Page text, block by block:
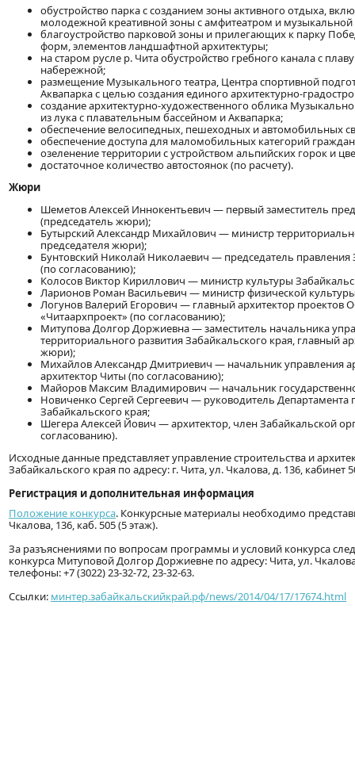
обустройство парка с созданием зоны активного отдыха,
молодежной креативной зоны с амфитеатром и
благоустройство парковой зоны и прилегающих к парку
форм, элементов ландшафтной архитектуры;
на старом русле р. Чита обустройство гребного канала с
набережной;
размещение Музыкального театра, Центра спортивной
Аквапарка с целью создания единого архитектурно-
создание архитектурно-художественного облика
из лука с плавательным бассейном и Аквапарка;
обеспечение велосипедных, пешеходных и автомобильных
обеспечение доступа для маломобильных категорий
озеленение территории с устройством альпийских горок и
достаточное количество автостоянок (по расчету).
Жюри
Шеметов Алексей Иннокентьевич — первый заместитель
(председатель жюри);
Бутырский Александр Михайлович — министр
председателя жюри);
Бунтовский Николай Николаевич — председатель
(по согласованию);
Колосов Виктор Кириллович — министр культуры
Ларионов Роман Васильевич — министр физической
Логунов Валерий Егорович — главный архитектор проектов
«Читаархпроект» (по согласованию);
Митупова Долгор Доржиевна — заместитель начальника
территориального развития Забайкальского края, главный
жюри);
Михайлов Александр Дмитриевич — начальник управления
архитектор Читы (по согласованию);
Майоров Максим Владимирович — начальник
Новиченко Сергей Сергеевич — руководитель
Забайкальского края;
Шегера Алексей Йович — архитектор, член Забайкальской
согласованию).
Исходные данные представляет управление строительства и
Забайкальского края по адресу: г. Чита, ул. Чкалова, д. 136, кабинет
Регистрация и дополнительная информация
Положение конкурса. Конкурсные материалы необходимо
Чкалова, 136, каб. 505 (5 этаж).
За разъяснениями по вопросам программы и условий конкурса
конкурса Митуповой Долгор Доржиевне по адресу: Чита, ул.
телефоны: +7 (3022) 23-32-72, 23-32-63.
Ссылки: минтер.забайкальскийкрай.рф/news/2014/04/17/17674.html